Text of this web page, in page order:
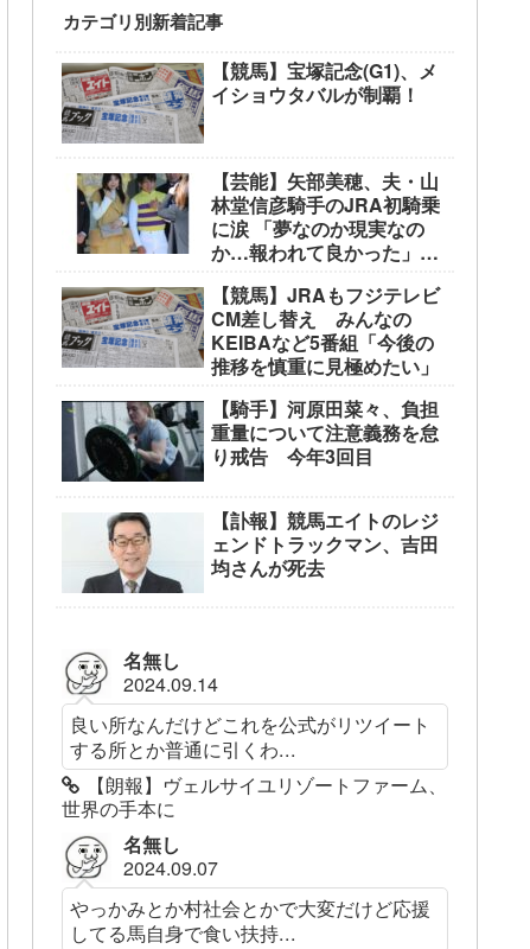
カテゴリ別新着記事
【競馬】宝塚記念(G1)、メ
イショウタバルが制覇！
【芸能】矢部美穂、夫・山
林堂信彦騎手のJRA初騎乗
に涙 「夢なのか現実なの
か…報われて良かった」
【競馬】JRAもフジテレビ
CM差し替え みんなの
KEIBAなど5番組「今後の
推移を慎重に見極めたい」
【騎手】河原田菜々、負担
重量について注意義務を怠
り戒告 今年3回目
【訃報】競馬エイトのレジ
ェンドトラックマン、吉田
均さんが死去
名無し
2024.09.14
良い所なんだけどこれを公式がリツイート
する所とか普通に引くわ...
【朗報】ヴェルサイユリゾートファーム、
世界の手本に
名無し
2024.09.07
やっかみとか村社会とかで大変だけど応援
してる馬自身で食い扶持...